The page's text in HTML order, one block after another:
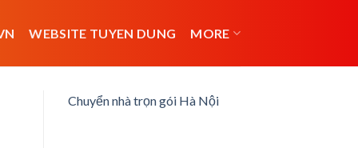
WEBSITE TUYEN DUNG MORE
Chuyển nhà trọn gói Hà Nội